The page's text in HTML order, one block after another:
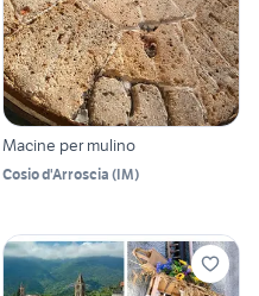
Macine per mulino
Cosio d'Arroscia (IM)